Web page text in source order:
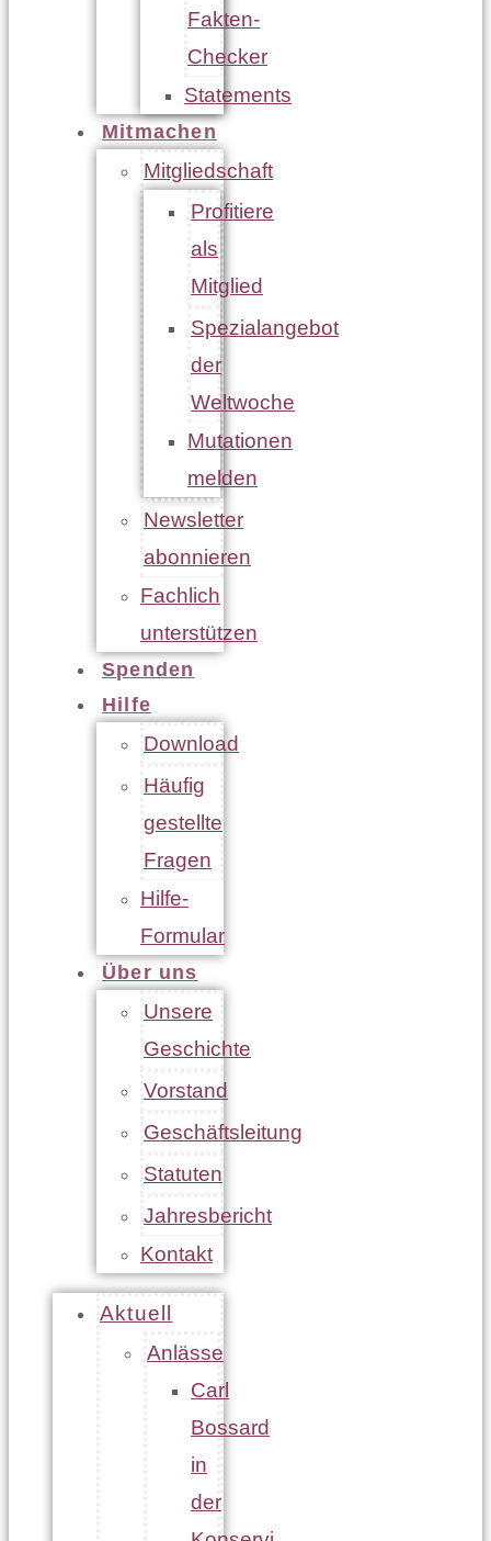
Fakten-
Checker
Statements
Mitmachen
Mitgliedschaft
Profitiere
als
Mitglied
Spezialangebot
der
Weltwoche
Mutationen
melden
Newsletter
abonnieren
Fachlich
unterstützen
Spenden
Hilfe
Download
Häufig
gestellte
Fragen
Hilfe-
Formular
Über uns
Unsere
Geschichte
Vorstand
Geschäftsleitung
Statuten
Jahresbericht
Kontakt
Aktuell
Anlässe
Carl
Bossard
in
der